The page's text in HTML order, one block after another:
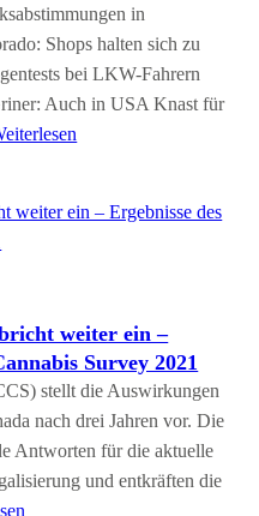
in
Shops halten sich zu
bei LKW-Fahrern
Auch in USA Knast für
weiter ein –
Survey 2021
stellt die Auswirkungen
nach drei Jahren vor. Die
Antworten für die aktuelle
und entkräften die